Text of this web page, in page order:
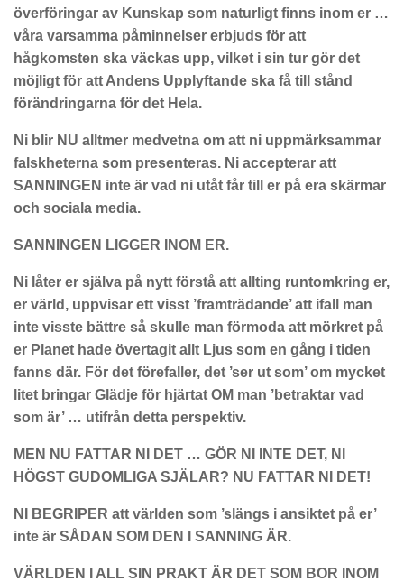
överföringar av Kunskap som naturligt finns inom er …
våra varsamma påminnelser erbjuds för att
hågkomsten ska väckas upp, vilket i sin tur gör det
möjligt för att Andens Upplyftande ska få till stånd
förändringarna för det Hela.
Ni blir NU alltmer medvetna om att ni uppmärksammar
falskheterna som presenteras. Ni accepterar att
SANNINGEN inte är vad ni utåt får till er på era skärmar
och sociala media.
SANNINGEN LIGGER INOM ER.
Ni låter er själva på nytt förstå att allting runtomkring er,
er värld, uppvisar ett visst ’framträdande’ att ifall man
inte visste bättre så skulle man förmoda att mörkret på
er Planet hade övertagit allt Ljus som en gång i tiden
fanns där. För det förefaller, det ’ser ut som’ om mycket
litet bringar Glädje för hjärtat OM man ’betraktar vad
som är’ … utifrån detta perspektiv.
MEN NU FATTAR NI DET … GÖR NI INTE DET, NI
HÖGST GUDOMLIGA SJÄLAR? NU FATTAR NI DET!
NI BEGRIPER att världen som ’slängs i ansiktet på er’
inte är SÅDAN SOM DEN I SANNING ÄR.
VÄRLDEN I ALL SIN PRAKT ÄR DET SOM BOR INOM